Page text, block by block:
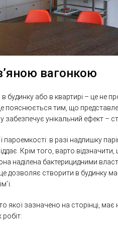
вагонкою
або в квартирі – це не
пояснюється тим, що
забезпечує унікальний ефект –
в разі надлишку
Крім того, варто
наділена бактерицидними
дозволяє створити в будинку
зазначено на сторінці, має